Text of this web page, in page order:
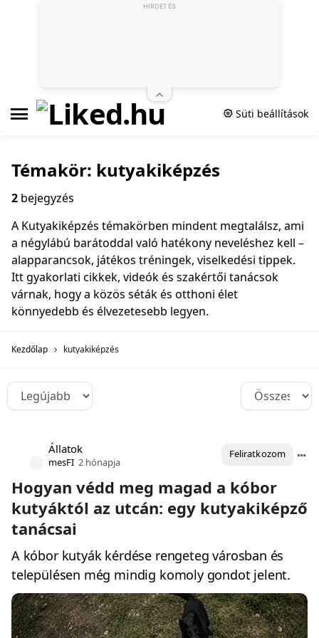
Süti beállítások
Témakör: kutyakiképzés
2 bejegyzés
A Kutyakiképzés témakörben mindent megtalálsz, ami
a négylábú barátoddal való hatékony neveléshez kell –
alapparancsok, játékos tréningek, viselkedési tippek.
Itt gyakorlati cikkek, videók és szakértői tanácsok
várnak, hogy a közös séták és otthoni élet
könnyedebb és élvezetesebb legyen.
Kezdőlap kutyakiképzés
Állatok
mesFI 2 hónapja
Feliratkozom
Hogyan védd meg magad a kóbor
kutyáktól az utcán: egy kutyakiképző
tanácsai
A kóbor kutyák kérdése rengeteg városban és
településen még mindig komoly gondot jelent.
HIRDETÉS